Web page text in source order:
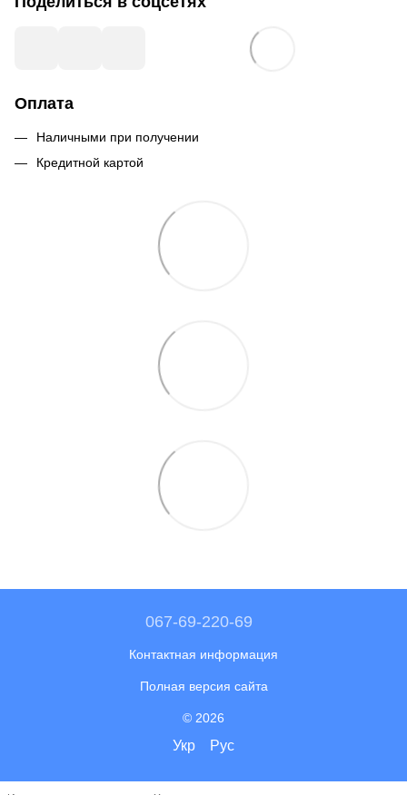
Оплата
Наличными при получении
Кредитной картой
067-69-220-69
Контактная информация
Полная версия сайта
© 2026
Укр Рус